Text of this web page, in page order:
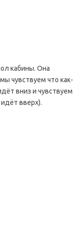
кабины. Она
чувствуем что как-
вниз и чувствуем
вверх).